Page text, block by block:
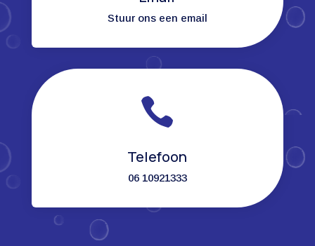
Stuur ons een email

Telefoon
06 10921333